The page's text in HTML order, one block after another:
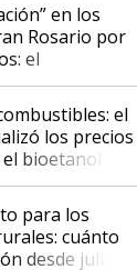
en los
Rosario por
el
de las
tensión tras
de los
el
los precios
bioetanol
para los
cuánto
desde julio